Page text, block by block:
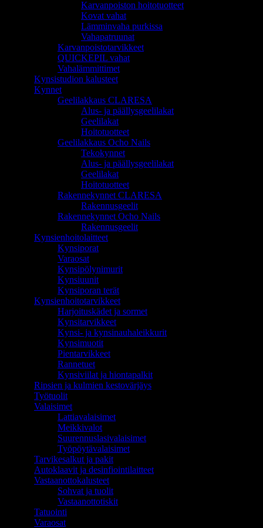
Karvanpoiston hoitotuotteet
Kovat vahat
Lämminvaha purkissa
Vahapatruunat
Karvanpoistotarvikkeet
QUICKEPIL vahat
Vahalämmittimet
Kynsistudion kalusteet
Kynnet
Geelilakkaus CLARESA
Alus- ja päällysgeelilakat
Geelilakat
Hoitotuotteet
Geelilakkaus Ocho Nails
Tekokynnet
Alus- ja päällysgeelilakat
Geelilakat
Hoitotuotteet
Rakennekynnet CLARESA
Rakennusgeelit
Rakennekynnet Ocho Nails
Rakennusgeelit
Kynsienhoitolaitteet
Kynsiporat
Varaosat
Kynsipölynimurit
Kynsiuunit
Kynsiporan terät
Kynsienhoitotarvikkeet
Harjoituskädet ja sormet
Kynsitarvikkeet
Kynsi- ja kynsinauhaleikkurit
Kynsimuotit
Pientarvikkeet
Rannetuet
Kynsiviilat ja hiontapalkit
Ripsien ja kulmien kestovärjäys
Työtuolit
Valaisimet
Lattiavalaisimet
Meikkivalot
Suurennuslasivalaisimet
Työpöytävalaisimet
Tarvikesalkut ja pakit
Autoklaavit ja desinfiointilaitteet
Vastaanottokalusteet
Sohvat ja tuolit
Vastaanottotiskit
Tatuointi
Varaosat